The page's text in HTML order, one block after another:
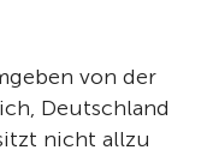
von der
Deutschland
nicht allzu